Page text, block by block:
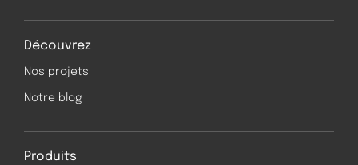
Découvrez
Nos projets
Notre blog
Produits